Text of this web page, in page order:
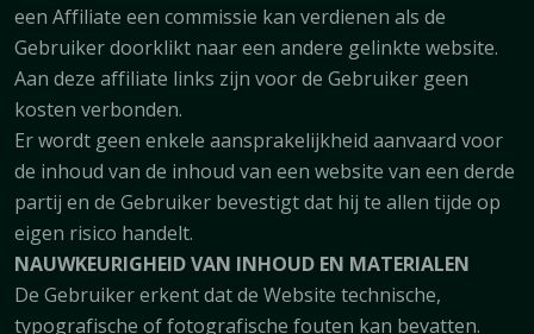
een Affiliate een commissie kan verdienen als de
Gebruiker doorklikt naar een andere gelinkte website.
Aan deze affiliate links zijn voor de Gebruiker geen
kosten verbonden.
Er wordt geen enkele aansprakelijkheid aanvaard voor
de inhoud van de inhoud van een website van een derde
partij en de Gebruiker bevestigt dat hij te allen tijde op
eigen risico handelt.
NAUWKEURIGHEID VAN INHOUD EN MATERIALEN
De Gebruiker erkent dat de Website technische,
typografische of fotografische fouten kan bevatten.